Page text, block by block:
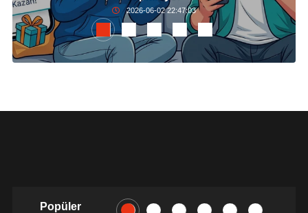
2026-06-02 22:47:03
Popüler